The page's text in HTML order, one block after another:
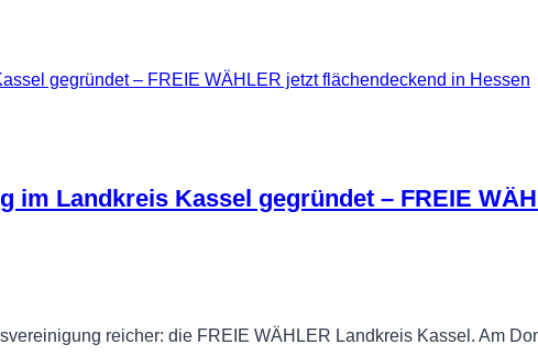
im Landkreis Kassel gegründet – FREIE
reicher: die FREIE WÄHLER Landkreis Kassel. Am